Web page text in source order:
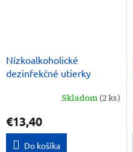
Nízkoalkoholické
dezinfekčné utierky
Skladom (2 ks)
€13,40
Do košíka